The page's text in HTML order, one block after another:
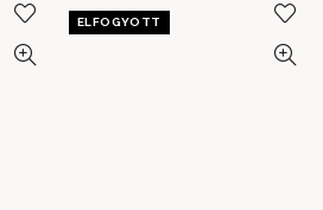
ELFOGYOTT